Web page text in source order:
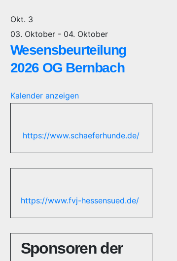
Okt. 3
03. Oktober- 04. Oktober
Wesensbeurteilung
2026 OG Bernbach
Kalender anzeigen
https://www.schaeferhunde.de/
https://www.fvj-hessensued.de/
Sponsoren der